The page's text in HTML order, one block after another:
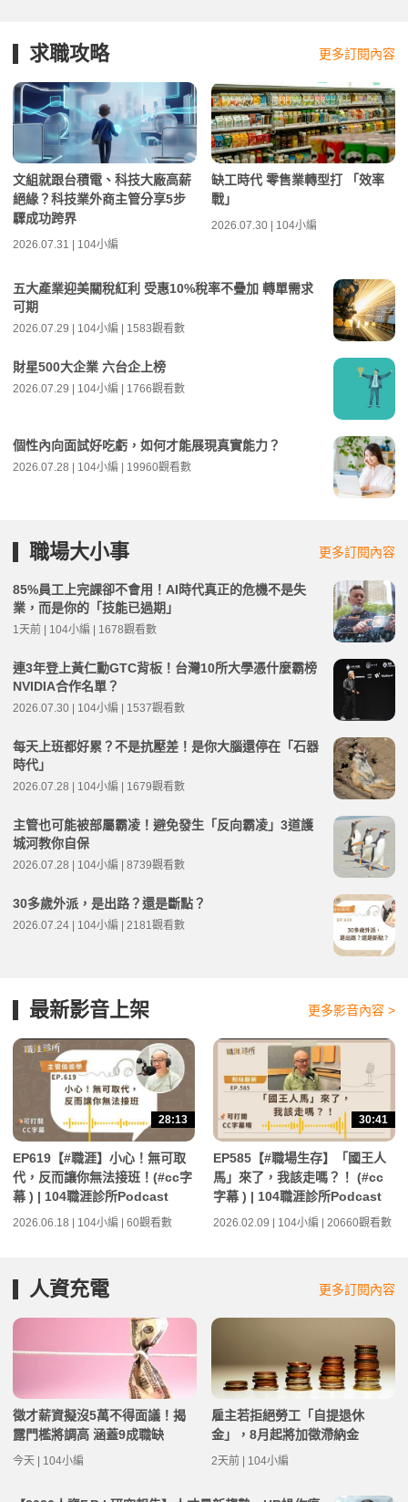
求職攻略 更多訂閱內容
文組就跟台積電、科技大廠高薪
絕緣？科技業外商主管分享5步
驟成功跨界
2026.07.31 | 104小編
缺工時代 零售業轉型打 「效率
戰」
2026.07.30 | 104小編
五大產業迎美關稅紅利 受惠10%稅率不疊加 轉單需求
可期
2026.07.29 | 104小編 | 1583觀看數
財星500大企業 六台企上榜
2026.07.29 | 104小編 | 1766觀看數
個性內向面試好吃虧，如何才能展現真實能力？
2026.07.28 | 104小編 | 19960觀看數
職場大小事 更多訂閱內容
85%員工上完課卻不會用！AI時代真正的危機不是失
業，而是你的「技能已過期」
1天前 | 104小編 | 1678觀看數
連3年登上黃仁勳GTC背板！台灣10所大學憑什麼霸榜
NVIDIA合作名單？
2026.07.30 | 104小編 | 1537觀看數
每天上班都好累？不是抗壓差！是你大腦還停在「石器
時代」
2026.07.28 | 104小編 | 1679觀看數
主管也可能被部屬霸凌！避免發生「反向霸凌」3道護
城河教你自保
2026.07.28 | 104小編 | 8739觀看數
30多歲外派，是出路？還是斷點？
2026.07.24 | 104小編 | 2181觀看數
最新影音上架 更多影音內容 >
28:13
EP619【#職涯】小心！無可取
代，反而讓你無法接班！(#cc字
幕 ) | 104職涯診所Podcast
2026.06.18 | 104小編 | 60觀看數
30:41
EP585【#職場生存】「國王人
馬」來了，我該走嗎？！ (#cc
字幕 ) | 104職涯診所Podcast
2026.02.09 | 104小編 | 20660觀看數
人資充電 更多訂閱內容
徵才薪資擬沒5萬不得面議！揭
露門檻將調高 涵蓋9成職缺
今天 | 104小編
雇主若拒絕勞工「自提退休
金」，8月起將加徵滯納金
2天前 | 104小編